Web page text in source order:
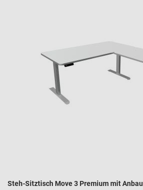
Steh-Sitztisch Move 3 Premium mit Anbau